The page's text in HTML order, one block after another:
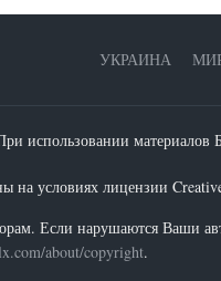
УКРАИНА
использовании материалов
на условиях лицензии
Если нарушаются Ваши
about/copyright.